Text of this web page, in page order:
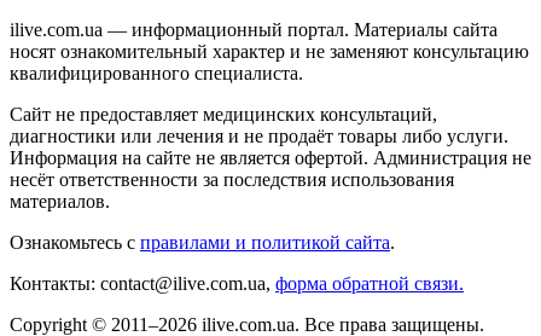
ilive.com.ua — информационный портал. Материалы сайта
носят ознакомительный характер и не заменяют консультацию
квалифицированного специалиста.
Сайт не предоставляет медицинских консультаций,
диагностики или лечения и не продаёт товары либо услуги.
Информация на сайте не является офертой. Администрация не
несёт ответственности за последствия использования
материалов.
Ознакомьтесь с правилами и политикой сайта.
Контакты: contact@ilive.com.ua, форма обратной связи.
Copyright © 2011–2026 ilive.com.ua. Все права защищены.